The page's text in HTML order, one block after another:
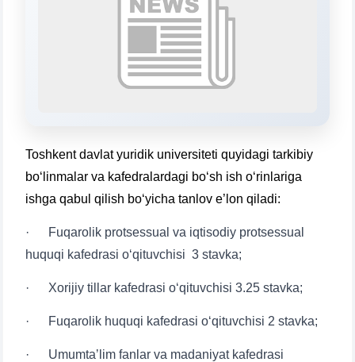
Toshkent davlat yuridik universiteti quyidagi tarkibiy
bo‘linmalar va kafedralardagi bo‘sh ish o‘rinlariga
ishga qabul qilish bo‘yicha tanlov e’lon qiladi:
· Fuqarolik protsessual va iqtisodiy protsessual
huquqi kafedrasi o‘qituvchisi 3 stavka;
· Xorijiy tillar kafedrasi o‘qituvchisi 3.25 stavka;
· Fuqarolik huquqi kafedrasi o‘qituvchisi 2 stavka;
· Umumtaʼlim fanlar va madaniyat kafedrasi
3. Suhbat (bakalavr) (8)
9. Magistratura kvotasi (4) ✉️ Adminga yozish